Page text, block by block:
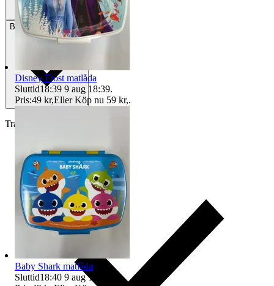
BetalningVia Tradera
Traderas köparskydd
Disney Frost matlåda
Sluttid18:39 9 aug 18:39.
Pris:49 kr,Eller Köp nu 59 kr,.
Baby Shark matlåda
Sluttid18:40 9 aug 18:40